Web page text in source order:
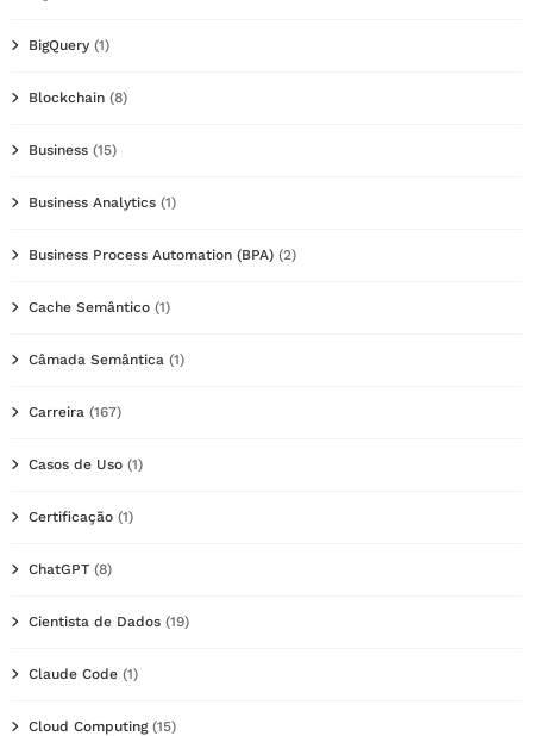
BigQuery (1)
Blockchain (8)
Business (15)
Business Analytics (1)
Business Process Automation (BPA) (2)
Cache Semântico (1)
Câmada Semântica (1)
Carreira (167)
Casos de Uso (1)
Certificação (1)
ChatGPT (8)
Cientista de Dados (19)
Claude Code (1)
Cloud Computing(15)